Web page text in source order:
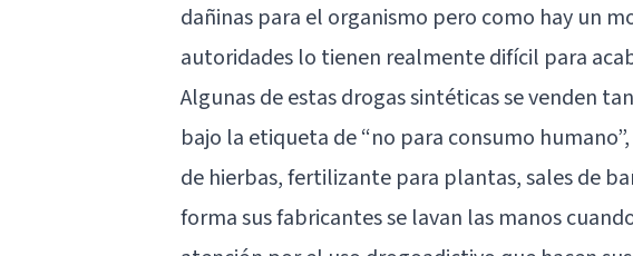
dañinas para el organismo pero como hay un
autoridades lo tienen realmente difícil para
Algunas de estas drogas sintéticas se venden
bajo la etiqueta de “no para consumo
de hierbas, fertilizante para plantas, sales de
forma sus fabricantes se lavan las manos